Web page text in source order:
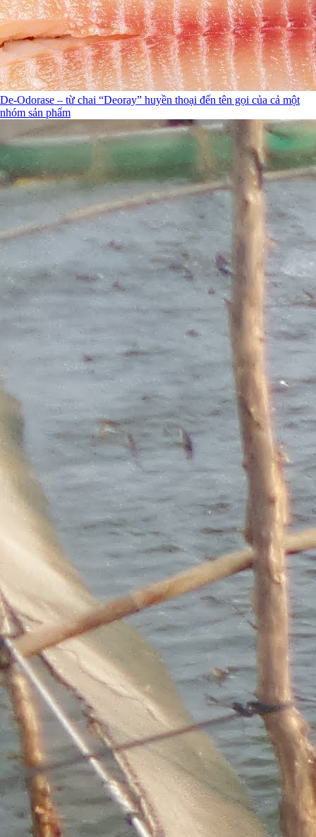
De-Odorase – từ chai “Deoray” huyền thoại đến tên gọi của cả một
nhóm sản phẩm